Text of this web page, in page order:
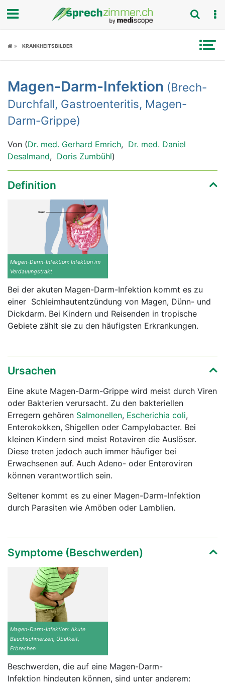
Fokus
Symptome
Untersuchungen
News
Ratgeber
Rubriken
KRANKHEITSBILDER
Magen-Darm-Infektion (Brech-
Durchfall, Gastroenteritis, Magen-
Darm-Grippe)
Von (Dr. med. Gerhard Emrich, Dr. med. Daniel
Desalmand, Doris Zumbühl)
Definition
Magen-Darm-Infektion: Infektion im
Verdauungstrakt
Bei der akuten Magen-Darm-Infektion kommt es zu
einer Schleimhautentzündung von Magen, Dünn- und
Dickdarm. Bei Kindern und Reisenden in tropische
Gebiete zählt sie zu den häufigsten Erkrankungen.
Ursachen
Eine akute Magen-Darm-Grippe wird meist durch Viren
oder Bakterien verursacht. Zu den bakteriellen
Erregern gehören Salmonellen, Escherichia coli,
Enterokokken, Shigellen oder Campylobacter. Bei
kleinen Kindern sind meist Rotaviren die Auslöser.
Diese treten jedoch auch immer häufiger bei
Erwachsenen auf. Auch Adeno- oder Enteroviren
können verantwortlich sein.
Seltener kommt es zu einer Magen-Darm-Infektion
durch Parasiten wie Amöben oder Lamblien.
Symptome (Beschwerden)
Magen-Darm-Infektion: Akute
Bauchschmerzen, Übelkeit,
Erbrechen
Beschwerden, die auf eine Magen-Darm-
Infektion hindeuten können, sind unter anderem: